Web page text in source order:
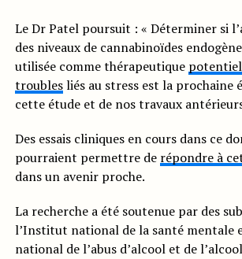
Le Dr Patel poursuit : « Déterminer si
des niveaux de cannabinoïdes
utilisée comme thérapeutique
troublesliés au stress est la prochaine
cette étude et de nos travaux
Des essais cliniques en cours dans ce
pourraient permettre de répondre à
dans un avenir proche.
La recherche a été soutenue par des
l’Institut national de la santé mentale
national de l’abus d’alcool et de